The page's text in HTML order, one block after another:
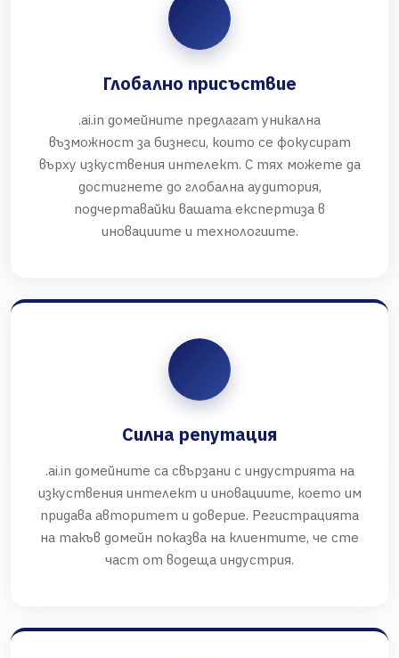
Глобално присъствие
.ai.in домейните предлагат уникална
възможност за бизнеси, които се фокусират
върху изкуствения интелект. С тях можете да
достигнете до глобална аудитория,
подчертавайки вашата експертиза в
иновациите и технологиите.
Силна репутация
.ai.in домейните са свързани с индустрията на
изкуствения интелект и иновациите, което им
придава авторитет и доверие. Регистрацията
на такъв домейн показва на клиентите, че сте
част от водеща индустрия.